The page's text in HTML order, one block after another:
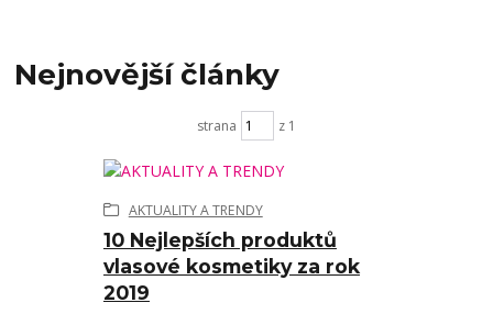
Nejnovější články
strana z 1
10 Nejlepších produktů
vlasové kosmetiky za rok
2019
AKTUALITY A TRENDY